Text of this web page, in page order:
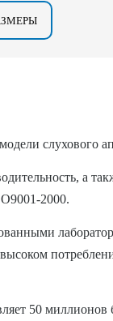
слухового
а
2000.
50